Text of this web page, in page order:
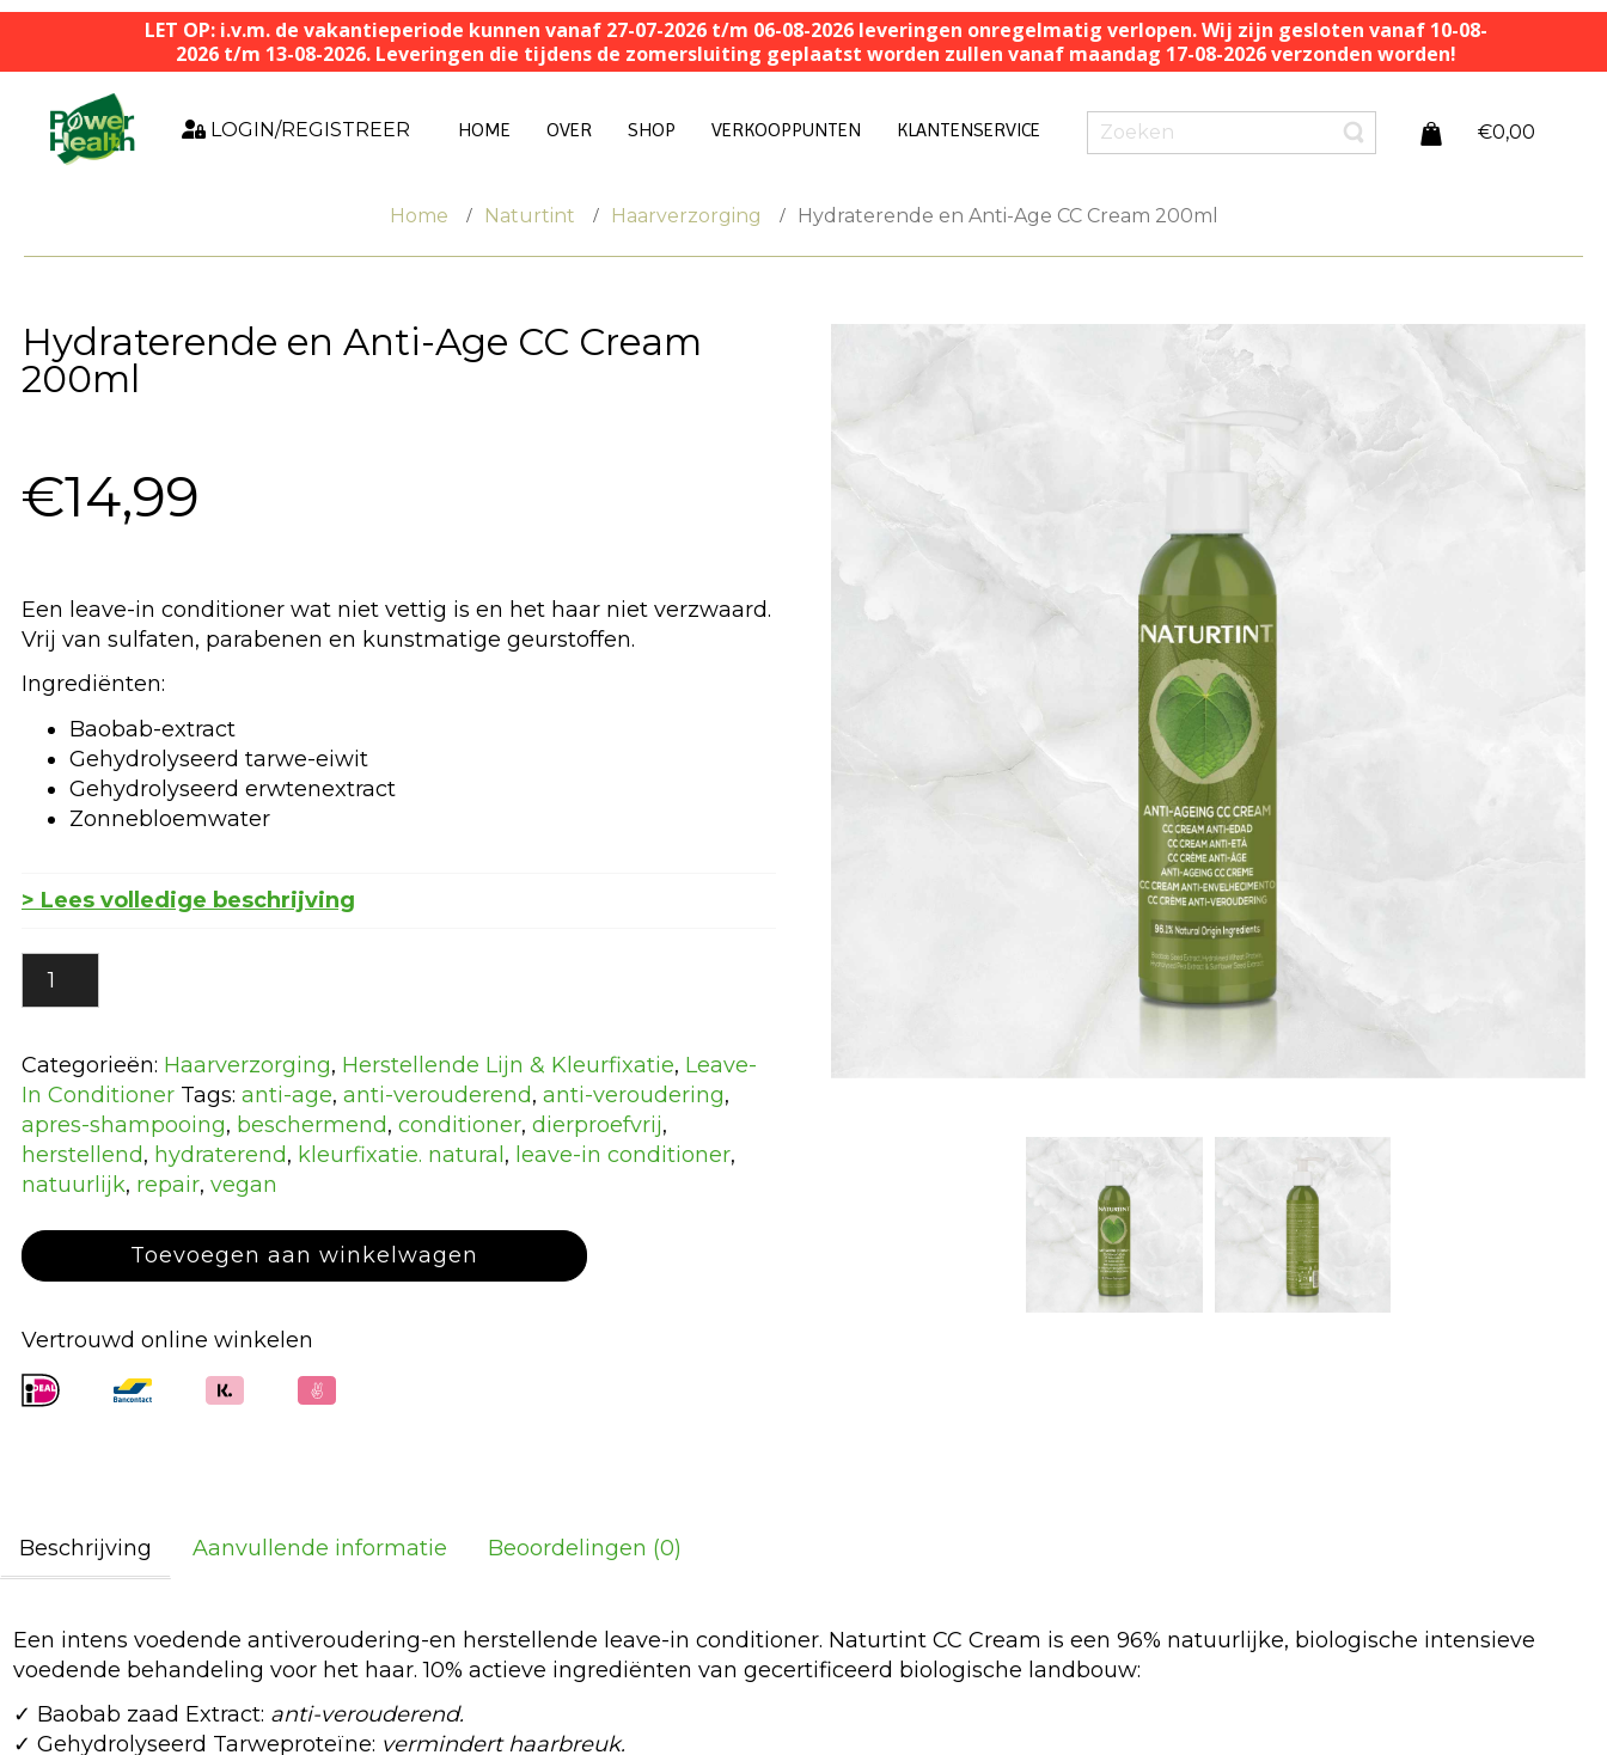
LET OP: i.v.m. de vakantieperiode kunnen vanaf 27-07-2026 t/m 06-08-2026 leveringen onregelmatig verlopen. Wij zijn gesloten vanaf 10-08-
2026 t/m 13-08-2026. Leveringen die tijdens de zomersluiting geplaatst worden zullen vanaf maandag 17-08-2026 verzonden worden!
LOGIN/REGISTREER HOME OVER SHOP VERKOOPPUNTEN KLANTENSERVICE €0,00
Home Naturtint Haarverzorging Hydraterende en Anti-Age CC Cream 200ml
Hydraterende en Anti-Age CC Cream
200ml
€14,99
Een leave-in conditioner wat niet vettig is en het haar niet verzwaard.
Vrij van sulfaten, parabenen en kunstmatige geurstoffen.
Ingrediënten:
Baobab-extract
Gehydrolyseerd tarwe-eiwit
Gehydrolyseerd erwtenextract
Zonnebloemwater
> Lees volledige beschrijving
Hydraterende
Age
CC
Cream
200ml
aantal
Categorieën: Haarverzorging, Herstellende Lijn & Kleurfixatie, Leave-
In Conditioner Tags: anti-age, anti-verouderend, anti-veroudering,
apres-shampooing, beschermend, conditioner, dierproefvrij,
herstellend, hydraterend, kleurfixatie. natural , leave-in conditioner,
natuurlijk, repair, vegan
Toevoegen aan winkelwagen
Vertrouwd online winkelen
Beschrijving Aanvullende informatie Beoordelingen (0)
Een intens voedende antiveroudering-en herstellende leave-in conditioner. Naturtint CC Cream is een 96% natuurlijke, biologische intensieve
voedende behandeling voor het haar. 10% actieve ingrediënten van gecertificeerd biologische landbouw:
✓ Baobab zaad Extract: anti-verouderend.
✓ Gehydrolyseerd Tarweproteïne: vermindert haarbreuk.